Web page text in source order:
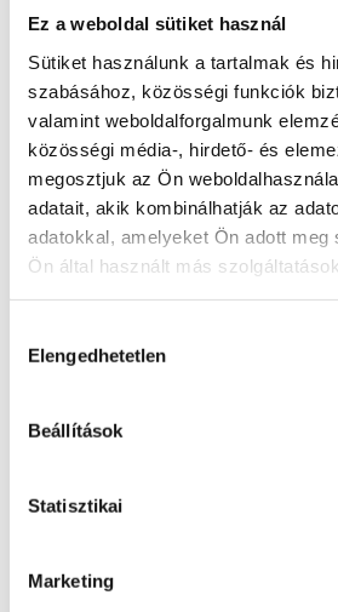
Ez a weboldal sütiket használ
Sütiket használunk a tartalmak és
szabásához, közösségi funkciók
valamint weboldalforgalmunk
közösségi média-, hirdető- és
megosztjuk az Ön
adatait, akik kombinálhatják az
adatokkal, amelyeket Ön adott meg
Ön által használt más
kiválasztása
Elengedhetetlen
Beállítások
Statisztikai
Marketing
Méretek
Szélesség: 163 cm
Száraz tömeg : ~ 220 kg
Paraméterek
weboldalon találhatja meg: